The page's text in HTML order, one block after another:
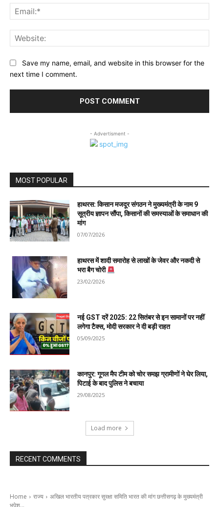
Save my name, email, and website in this browser for the
next time I comment.
- Advertisment -
MOST POPULAR
हाथरस: किसान मजदूर संगठन ने मुख्यमंत्री के नाम 9
सूत्रीय ज्ञापन सौंपा, किसानों की समस्याओं के समाधान की
मांग
07/07/2026
हाथरस में शादी समारोह से लाखों के जेवर और नकदी से
भरा बैग चोरी
23/02/2026
नई GST दरें 2025: 22 सितंबर से इन सामानों पर नहीं
लगेगा टैक्स, मोदी सरकार ने दी बड़ी राहत
05/09/2025
कानपुर: गूगल मैप टीम को चोर समझ ग्रामीणों ने घेर लिया,
पिटाई के बाद पुलिस ने बचाया
29/08/2025
Load more
RECENT COMMENTS